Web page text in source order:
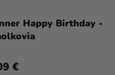
Happy Birthday -
€